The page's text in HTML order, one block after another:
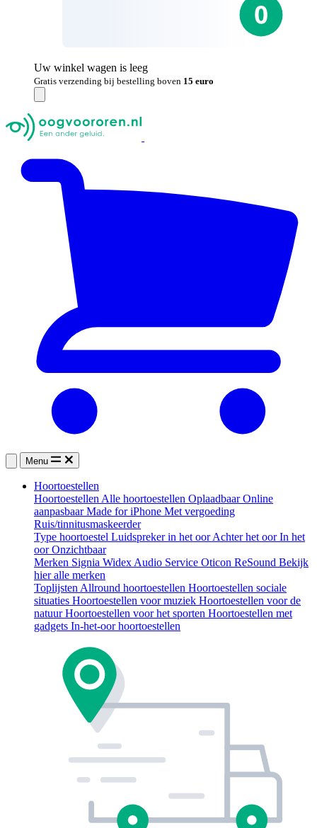
Uw winkel wagen is leeg
Gratis verzending bij bestelling boven 15 euro
Menu
Hoortoestellen
HoortoestellenAlle hoortoestellen OplaadbaarOnline
aanpasbaarMade for iPhone Met vergoeding
Ruis/tinnitusmaskeerder
Type hoortoestel Luidspreker in het oorAchter het oorIn het
oorOnzichtbaar
Merken Signia WidexAudio Service Oticon ReSound Bekijk
hier alle merken
ToplijstenAllround hoortoestellen Hoortoestellen sociale
situaties Hoortoestellen voor muziek Hoortoestellen voor de
natuurHoortoestellen voor het sporten Hoortoestellen met
gadgets In-het-oor hoortoestellen